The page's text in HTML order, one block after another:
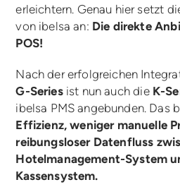
erleichtern. Genau hier setzt
von ibelsa an: Die direkte
POS!
Nach der erfolgreichen
G-Seriesist nun auch die K-
ibelsa PMS angebunden. Das
Effizienz, weniger manuelle
reibungsloser Datenfluss
Hotelmanagement-System
Kassensystem.